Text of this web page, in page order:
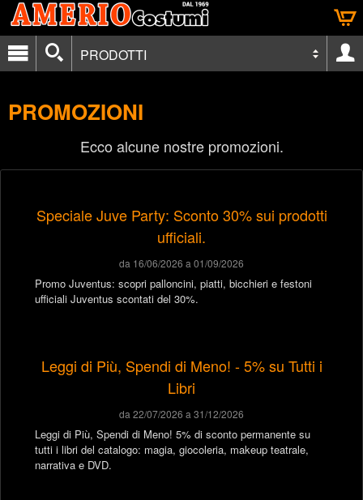
PRODOTTI
PROMOZIONI
Ecco alcune nostre promozioni.
Speciale Juve Party: Sconto 30% sui prodotti
ufficiali.
da 16/06/2026 a 01/09/2026
Promo Juventus: scopri palloncini, piatti, bicchieri e festoni
ufficiali Juventus scontati del 30%.
Leggi di Più, Spendi di Meno! - 5% su Tutti i
Libri
da 22/07/2026 a 31/12/2026
Leggi di Più, Spendi di Meno! 5% di sconto permanente su
tutti i libri del catalogo: magia, giocoleria, makeup teatrale,
narrativa e DVD.